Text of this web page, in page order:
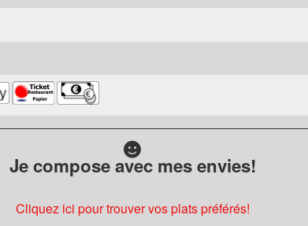
Je compose avec mes envies!
Cliquez ici pour trouver vos plats préférés!